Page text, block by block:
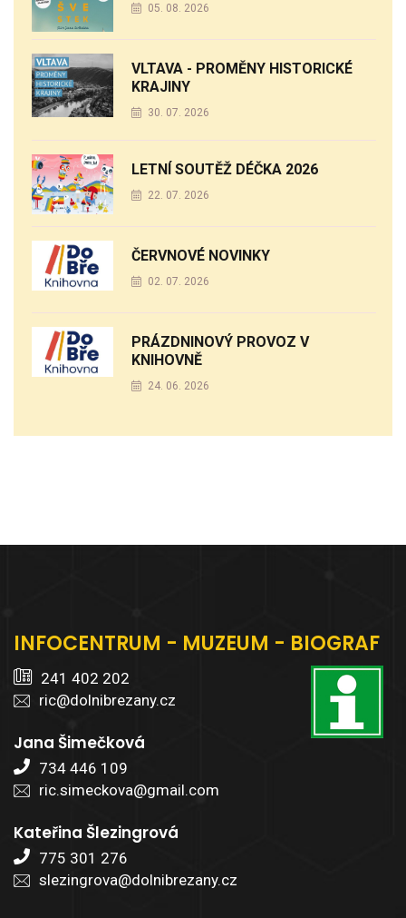
05. 08. 2026
VLTAVA - PROMĚNY HISTORICKÉ
KRAJINY
30. 07. 2026
LETNÍ SOUTĚŽ DÉČKA 2026
22. 07. 2026
ČERVNOVÉ NOVINKY
02. 07. 2026
PRÁZDNINOVÝ PROVOZ V
KNIHOVNĚ
24. 06. 2026
INFOCENTRUM - MUZEUM - BIOGRAF
241 402 202
ric@dolnibrezany.cz
Jana Šimečková
734 446 109
ric.simeckova@gmail.com
Kateřina Šlezingrová
775 301 276
slezingrova@dolnibrezany.cz